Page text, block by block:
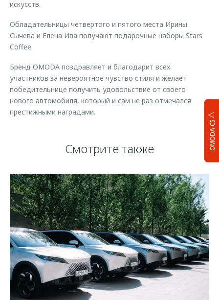
OMODA C5
искусств.
Обладательницы четвертого и пятого места Ирины
Сычева и Елена Ива получают подарочные наборы Stars
Coffee.
Бренд OMODA поздравляет и благодарит всех
участников за невероятное чувство стиля и желает
победительнице получить удовольствие от своего
нового автомобиля, который и сам не раз отмечался
престижными наградами.
Смотрите также